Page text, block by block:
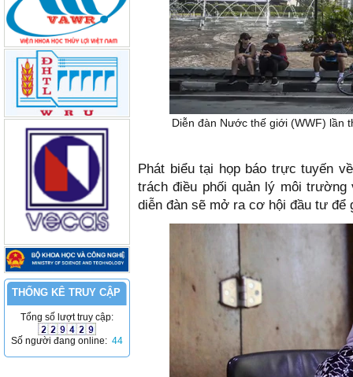
THỐNG KÊ TRUY CẬP
Tổng số lượt truy cập:
Số người đang online: 44
Diễn đàn Nước thế giới (WWF) lần
Phát biểu tại họp báo trực tuyến
trách điều phối quản lý môi
diễn đàn sẽ mở ra cơ hội đầu tư